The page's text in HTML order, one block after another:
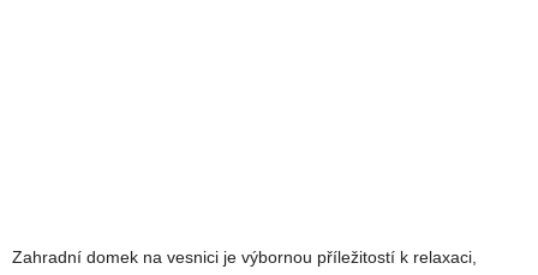
Zahradní domek na vesnici je výbornou příležitostí k relaxaci,